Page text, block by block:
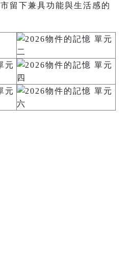
留下兼具功能與生活感的